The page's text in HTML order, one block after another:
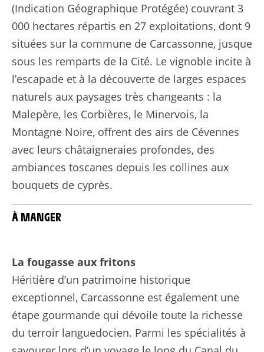
(Indication Géographique Protégée) couvrant 3
000 hectares répartis en 27 exploitations, dont 9
situées sur la commune de Carcassonne, jusque
sous les remparts de la Cité. Le vignoble incite à
l’escapade et à la découverte de larges espaces
naturels aux paysages très changeants : la
Malepère, les Corbières, le Minervois, la
Montagne Noire, offrent des airs de Cévennes
avec leurs châtaigneraies profondes, des
ambiances toscanes depuis les collines aux
bouquets de cyprès.
À MANGER
La fougasse aux fritons
Héritière d’un patrimoine historique
exceptionnel, Carcassonne est également une
étape gourmande qui dévoile toute la richesse
du terroir languedocien. Parmi les spécialités à